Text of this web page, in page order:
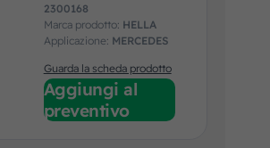
2300168
Marca prodotto: HELLA
Applicazione: MERCEDES
Guarda la scheda prodotto
Aggiungi al
preventivo